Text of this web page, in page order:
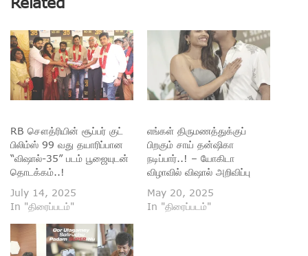
RB சௌத்ரியின் சூப்பர் குட்
பிலிம்ஸ் 99 வது தயாரிப்பான
“விஷால்-35” படம் பூஜையுடன்
தொடக்கம்..!
July 14, 2025
In "திரைப்படம்"
எங்கள் திருமணத்துக்குப்
பிறகும் சாய் தன்ஷிகா
நடிப்பார்..! – யோகிடா
விழாவில் விஷால் அறிவிப்பு
May 20, 2025
In "திரைப்படம்"